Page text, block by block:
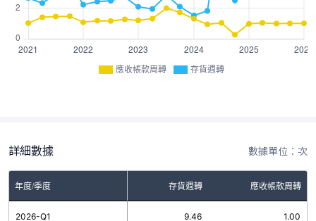
應收帳款周轉 存貨週轉
詳細數據 數據單位：次
年度/季度 存貨週轉 應收帳款周轉
2026-Q1 9.46 1.00